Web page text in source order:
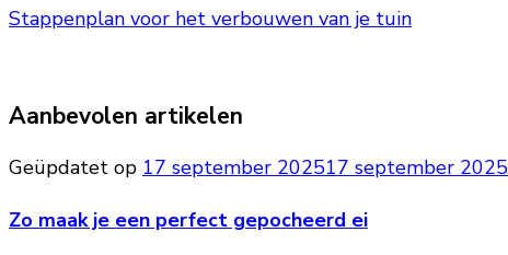
Stappenplan voor het verbouwen van je tuin
Aanbevolen artikelen
Geüpdatet op 17 september 202517 september 2025
Zo maak je een perfect gepocheerd ei